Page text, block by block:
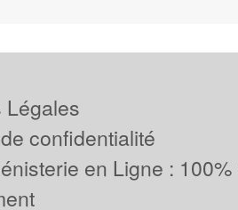
Légales
confidentialité
en Ligne :